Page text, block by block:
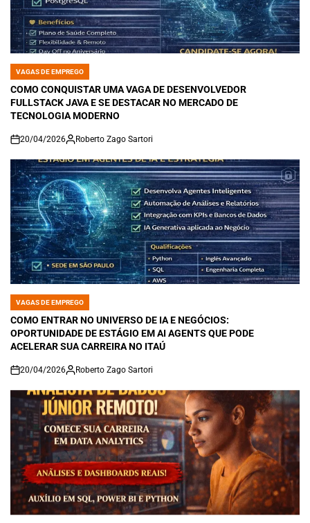
POSTED
IN
VAGAS DE EMPREGO
COMO CONQUISTAR UMA VAGA DE DESENVOLVEDOR
FULLSTACK JAVA E SE DESTACAR NO MERCADO DE
TECNOLOGIA MODERNO
on
20/04/2026 Roberto Zago Sartori
POSTED
IN
VAGAS DE EMPREGO
COMO ENTRAR NO UNIVERSO DE IA E NEGÓCIOS:
OPORTUNIDADE DE ESTÁGIO EM AI AGENTS QUE PODE
ACELERAR SUA CARREIRA NO ITAÚ
on
20/04/2026 Roberto Zago Sartori